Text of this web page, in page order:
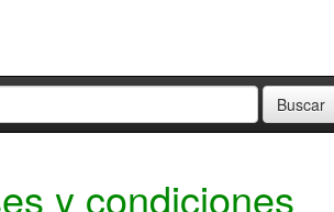
y condiciones